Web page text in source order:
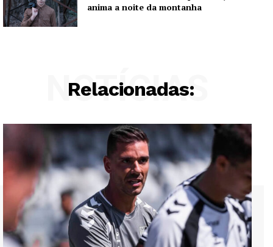
anima a noite da montanha
Relacionadas:
NOTÍCIAS